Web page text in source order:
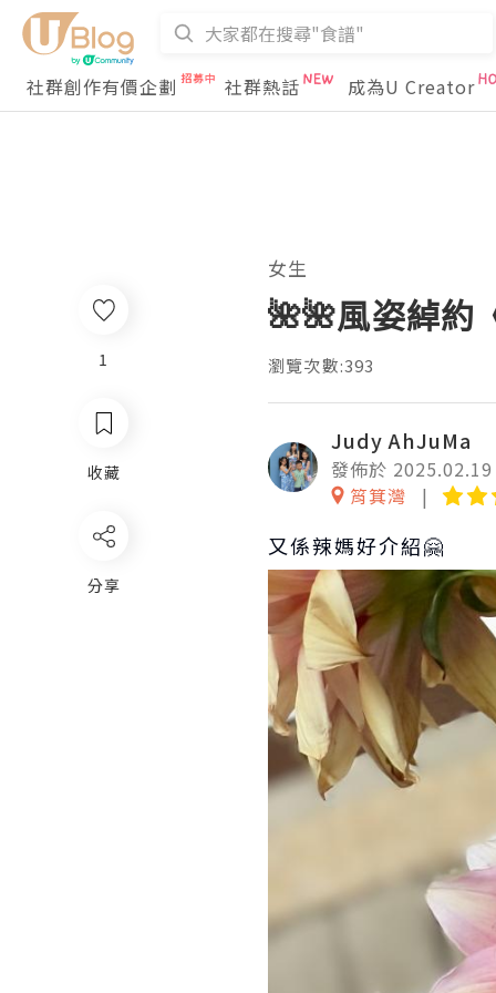
社群創作有價企劃 社群熱話 成為U Creator
女生
🌺🌺風姿綽約
瀏覽次數:393
Judy AhJuMa
發佈於 2025.02.19
筲箕灣
又係辣媽好介紹🤗
1
收藏
分享